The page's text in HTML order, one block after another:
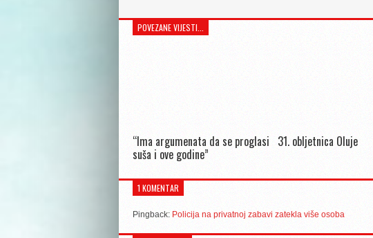
POVEZANE VIJESTI...
“Ima argumenata da se proglasi
suša i ove godine”
31. obljetnica Oluje
1 KOMENTAR
Pingback: Policija na privatnoj zabavi zatekla više osoba